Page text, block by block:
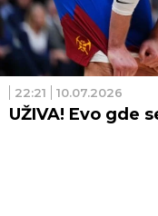
22:21 10.07.2026
UŽIVA! Evo gde